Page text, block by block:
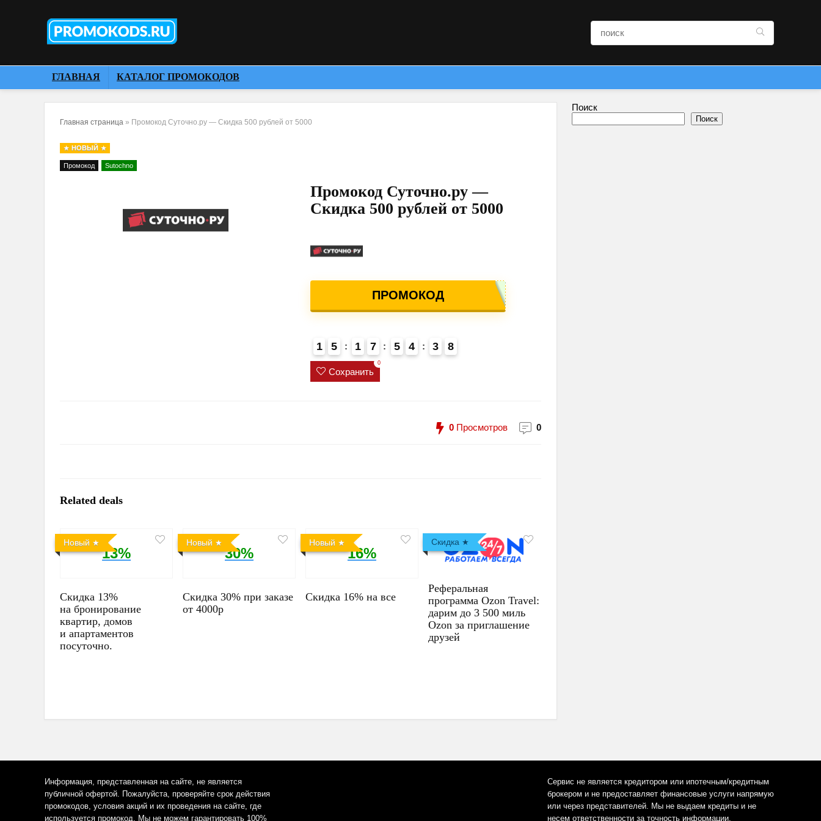
ГЛАВНАЯ КАТАЛОГ ПРОМОКОДОВ
Главная страница » Промокод Суточно.ру — Скидка 500 рублей от 5000
НОВЫЙ
Промокод Sutochno
Промокод Суточно.ру —
Скидка 500 рублей от 5000
ПРОМОКОД
1
4
5 1 7 5 4 3 8
Сохранить
0
0 Просмотров 0
Related deals
Новый
13%
Скидка 13%
на бронирование
квартир, домов
и апартаментов
посуточно.
Новый
30%
Скидка 30% при заказе
от 4000р
Новый
16%
Скидка 16% на все
Скидка
Реферальная
программа Ozon Travel:
дарим до 3 500 миль
Ozon за приглашение
друзей
Поиск
Поиск
Информация, представленная на сайте, не является
публичной офертой. Пожалуйста, проверяйте срок действия
промокодов, условия акций и их проведения на сайте, где
используется промокод. Мы не можем гарантировать 100%
Сервис не является кредитором или ипотечным/кредитным
брокером и не предоставляет финансовые услуги напрямую
или через представителей. Мы не выдаем кредиты и не
несем ответственности за точность информации,